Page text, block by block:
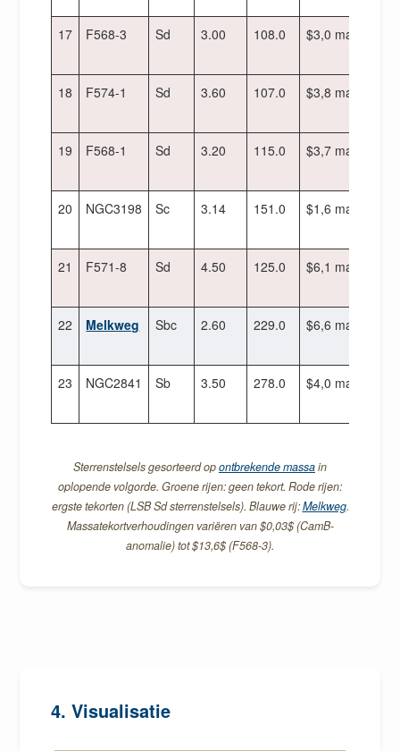
17 F568-3 Sd 3.00 108.0 $3,0 maal
18 F574-1 Sd 3.60 107.0 $3,8 maal
19 F568-1 Sd 3.20 115.0 $3,7 maal
20 NGC3198 Sc 3.14 151.0 $1,6 maal
21 F571-8 Sd 4.50 125.0 $6,1 maal
22 Melkweg Sbc 2.60 229.0 $6,6 maal
23 NGC2841 Sb 3.50 278.0 $4,0 maal
Sterrenstelsels gesorteerd opontbrekende massain
oplopende volgorde. Groene rijen: geen tekort. Rode rijen:
ergste tekorten (LSB Sd sterrenstelsels). Blauwe rij:Melkweg.
Massatekortverhoudingen variëren van $0,03$ (CamB-
anomalie) tot $13,6$ (F568-3).
4. Visualisatie